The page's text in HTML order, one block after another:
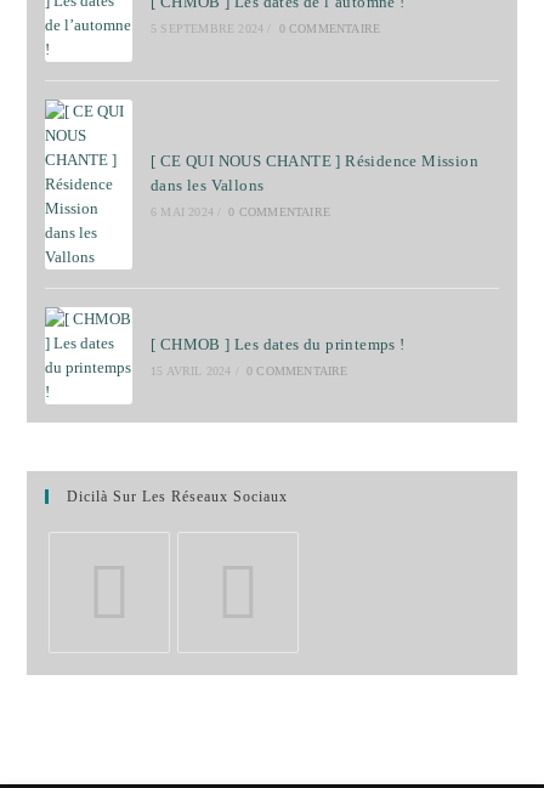
5 SEPTEMBRE 2024 0 COMMENTAIRE
[ CE QUI NOUS CHANTE ] Résidence Mission
dans les Vallons
6 MAI 2024 0 COMMENTAIRE
[ CHMOB ] Les dates du printemps !
15 AVRIL 2024 0 COMMENTAIRE
Dicilà Sur Les Réseaux Sociaux